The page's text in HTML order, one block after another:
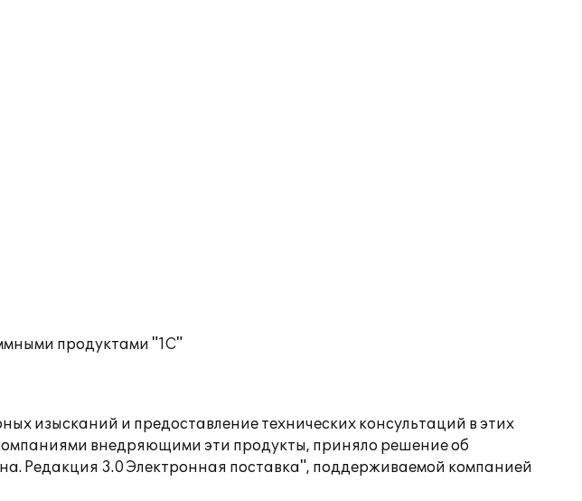
продуктами "1С"
изысканий и предоставление технических консультаций в этих
внедряющими эти продукты, приняло решение об
Редакция 3.0 Электронная поставка", поддерживаемой компанией